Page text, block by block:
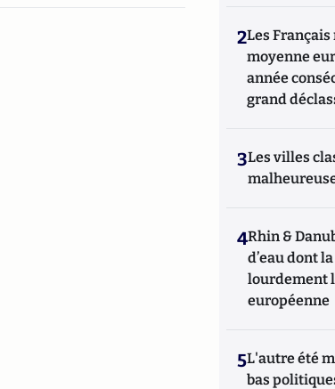
2Les
moyenne
année
grand
3Les villes
4Rhin &
d’eau dont
lourdement
européenne
5L'autre été
bas